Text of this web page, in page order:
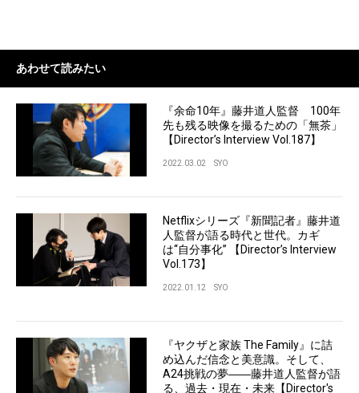
あわせて読みたい
『余命10年』藤井道人監督 100年
先も残る映像を撮るための「無茶」
【Director’s Interview Vol.187】
2022.03.02 SYO
Netflixシリーズ『新聞記者』藤井道
人監督が語る時代と世代。カギ
は“自分事化” 【Director’s Interview
Vol.173】
2022.01.12 SYO
『ヤクザと家族 The Family』に詰
め込んだ信念と美意識。そして、
A24挑戦の夢――藤井道人監督が語
る、過去・現在・未来【Director's